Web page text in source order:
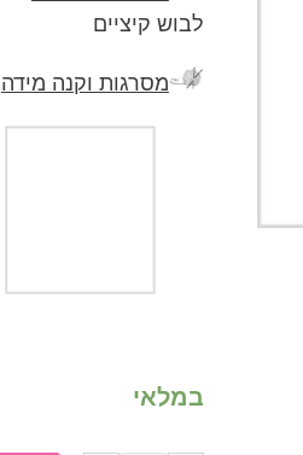
לבוש קיציים
מסרגות וקנה מידה
במלאי